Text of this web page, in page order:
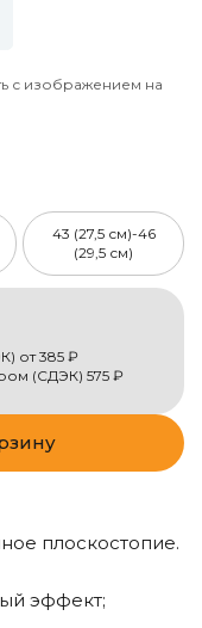
с изображением на
43 (27,5 см)-46
(29,5 см)
от385 ₽
(СДЭК) 575 ₽
плоскостопие.
эффект;